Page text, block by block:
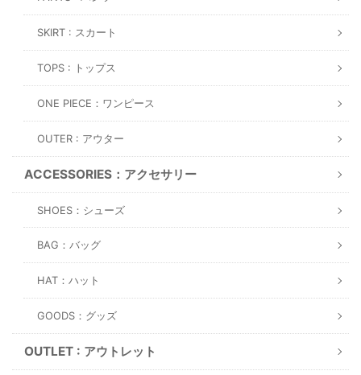
SKIRT : スカート
TOPS : トップス
ONE PIECE：ワンピース
OUTER : アウター
ACCESSORIES：アクセサリー
SHOES：シューズ
BAG：バッグ
HAT：ハット
GOODS：グッズ
OUTLET : アウトレット